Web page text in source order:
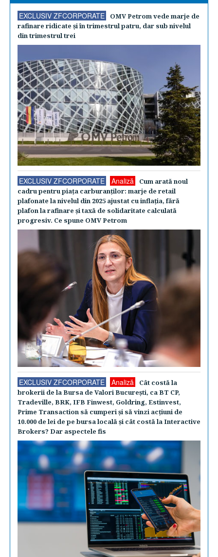
EXCLUSIV ZFCORPORATE
OMV Petrom vede marje de
rafinare ridicate şi în trimestrul patru, dar sub nivelul
din trimestrul trei
EXCLUSIV ZFCORPORATE Analiză
Cum arată noul
cadru pentru piaţa carburanţilor: marje de retail
plafonate la nivelul din 2025 ajustat cu inflaţia, fără
plafon la rafinare şi taxă de solidaritate calculată
progresiv. Ce spune OMV Petrom
EXCLUSIV ZFCORPORATE Analiză
Cât costă la
brokerii de la Bursa de Valori Bucureşti, ca BT CP,
Tradeville, BRK, IFB Finwest, Goldring, Estinvest,
Prime Transaction să cumperi şi să vinzi acţiuni de
10.000 de lei de pe bursa locală şi cât costă la Interactive
Brokers? Dar aspectele fis